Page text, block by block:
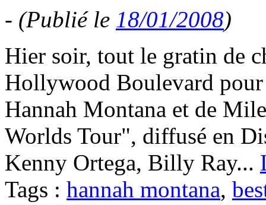
- (Publié le 18/01/2008)
Hier soir, tout le gratin de
Hollywood Boulevard pour
Hannah Montana et de
Worlds Tour", diffusé en
Kenny Ortega, Billy Ray...
Tags : hannah montana,